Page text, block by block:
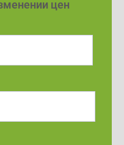
цен